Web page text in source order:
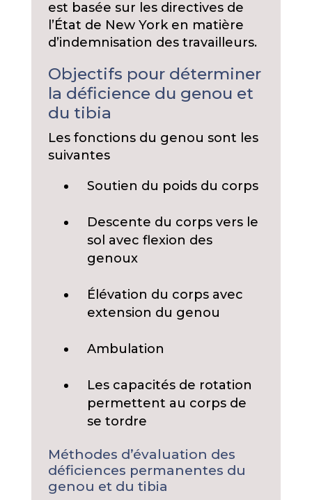
est basée sur les directives de
l’État de New York en matière
d’indemnisation des travailleurs.
Objectifs pour déterminer
la déficience du genou et
du tibia
Les fonctions du genou sont les
suivantes
Soutien du poids du corps
Descente du corps vers le
sol avec flexion des
genoux
Élévation du corps avec
extension du genou
Ambulation
Les capacités de rotation
permettent au corps de
se tordre
Méthodes d’évaluation des
déficiences permanentes du
genou et du tibia